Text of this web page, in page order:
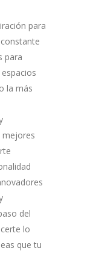
para
para
la más
mejores
del
lo
que tu